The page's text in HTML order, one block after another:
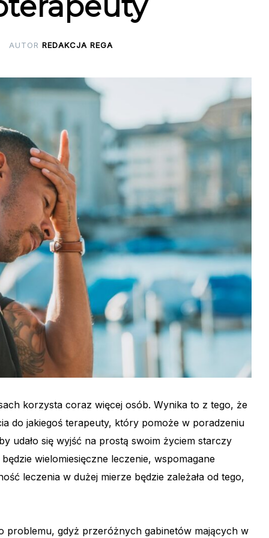
AUTOR REDAKCJA REGA
korzysta coraz więcej osób. Wynika to z tego, że
do jakiegoś terapeuty, który pomoże w poradzeniu
udało się wyjść na prostą swoim życiem starczy
wielomiesięczne leczenie, wspomagane
leczenia w dużej mierze będzie zależała od tego,
problemu, gdyż przeróżnych gabinetów mających w